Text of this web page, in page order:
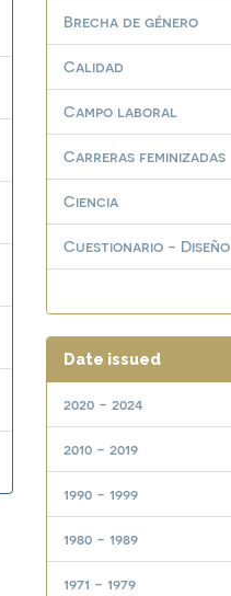
Brecha de género
Calidad
Campo laboral
Carreras feminizadas
Ciencia
Cuestionario - Diseño
Date issued
2020 - 2024
2010 - 2019
1990 - 1999
1980 - 1989
1971 - 1979